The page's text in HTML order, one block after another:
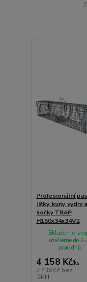
Profesionální
lišky, kuny, vydry a
kočky TRAP
H150x34x34V2
4 158 Kč/ks
3 436 Kč bez
DPH
Skladem e-
odešleme do
prac.dnů